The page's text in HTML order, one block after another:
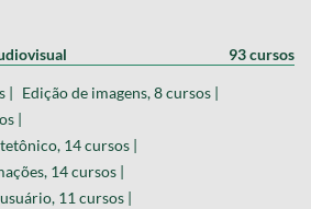
93 cursos
| Edição de imagens, 8 cursos |
|
14 cursos |
14 cursos |
11 cursos |